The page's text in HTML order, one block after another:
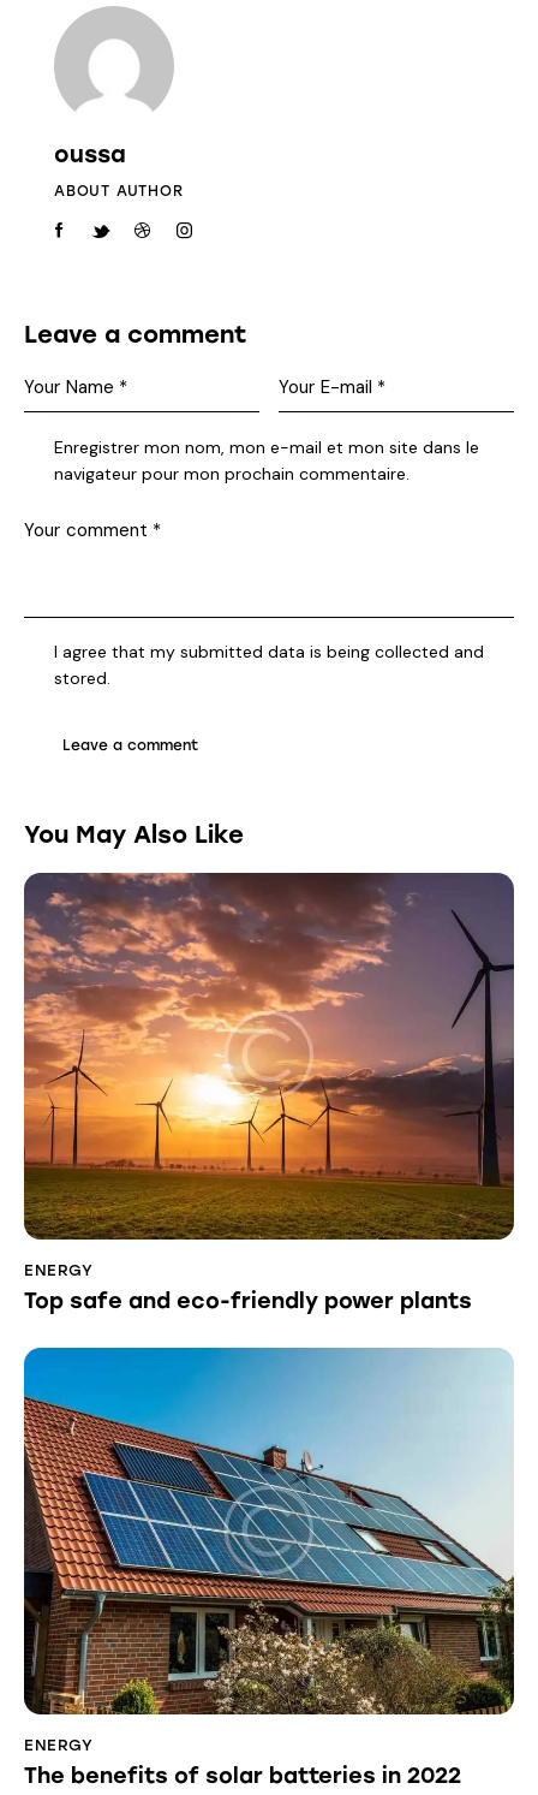
oussa
ABOUT AUTHOR
Leave a comment
Enregistrer mon nom, mon e-mail et mon site dans le
navigateur pour mon prochain commentaire.
I agree that my submitted data is being collected and
stored.
You May Also Like
ENERGY
Top safe and eco-friendly power plants
ENERGY
The benefits of solar batteries in 2022